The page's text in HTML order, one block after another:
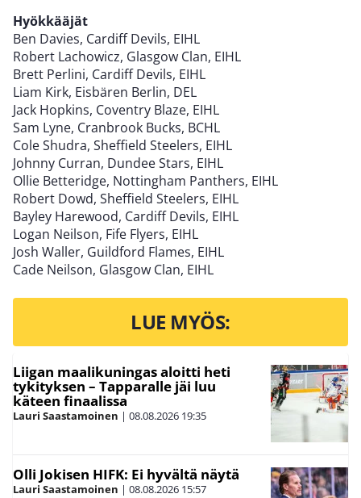
Hyökkääjät
Ben Davies, Cardiff Devils, EIHL
Robert Lachowicz, Glasgow Clan, EIHL
Brett Perlini, Cardiff Devils, EIHL
Liam Kirk, Eisbären Berlin, DEL
Jack Hopkins, Coventry Blaze, EIHL
Sam Lyne, Cranbrook Bucks, BCHL
Cole Shudra, Sheffield Steelers, EIHL
Johnny Curran, Dundee Stars, EIHL
Ollie Betteridge, Nottingham Panthers, EIHL
Robert Dowd, Sheffield Steelers, EIHL
Bayley Harewood, Cardiff Devils, EIHL
Logan Neilson, Fife Flyers, EIHL
Josh Waller, Guildford Flames, EIHL
Cade Neilson, Glasgow Clan, EIHL
LUE MYÖS:
Liigan maalikuningas aloitti heti
tykityksen – Tapparalle jäi luu
käteen finaalissa
Lauri Saastamoinen | 08.08.2026 19:35
Olli Jokisen HIFK: Ei hyvältä näytä
Lauri Saastamoinen | 08.08.2026 15:57